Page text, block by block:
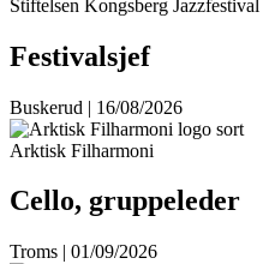
Stiftelsen Kongsberg Jazzfestival
Festivalsjef
Buskerud | 16/08/2026
Arktisk Filharmoni
Cello, gruppeleder
Troms | 01/09/2026